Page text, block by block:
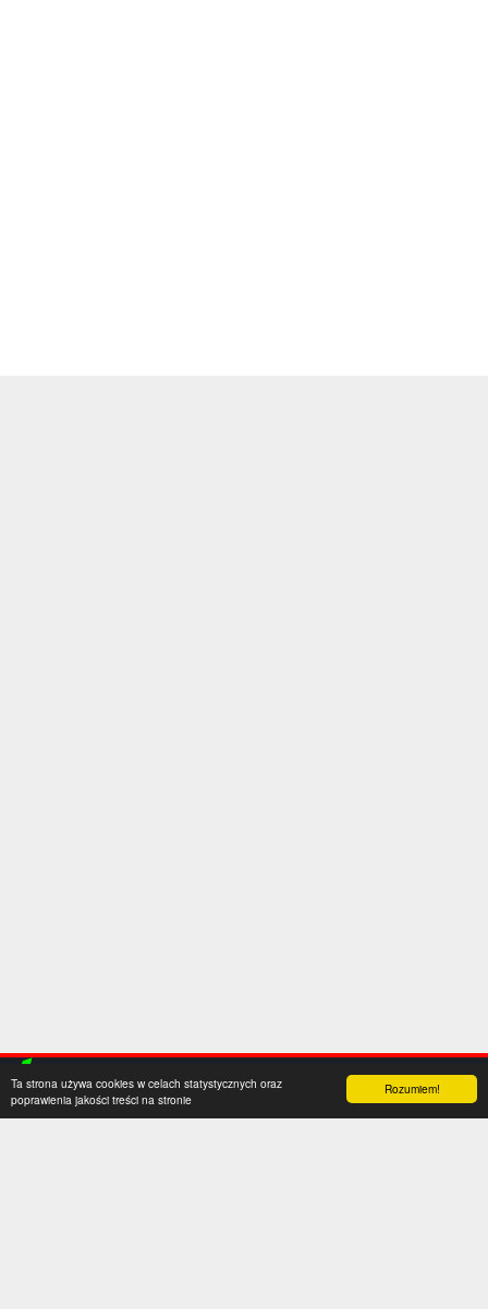
Rozumiem!
Ta strona używa cookies w celach statystycznych oraz
poprawienia jakości treści na stronie